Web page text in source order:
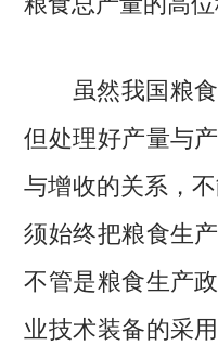
虽然我国粮食
但处理好产量与
与增收的关系，不
须始终把粮食生
不管是粮食生产
业技术装备的采